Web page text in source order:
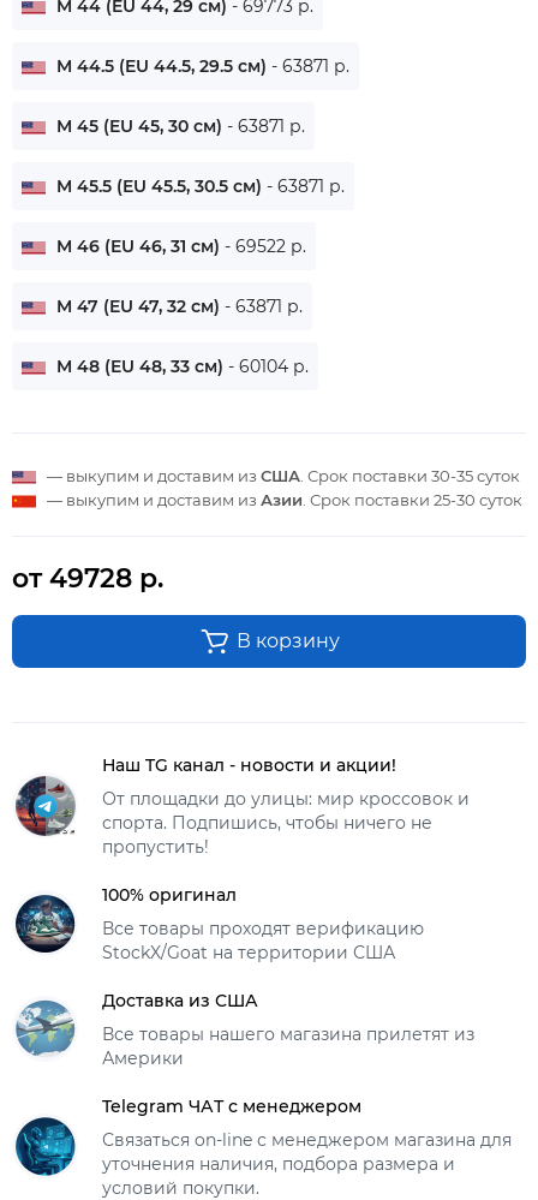
M 44 (EU 44, 29 см) - 69773 р.
M 44.5 (EU 44.5, 29.5 см) - 63871 р.
M 45 (EU 45, 30 см) - 63871 р.
M 45.5 (EU 45.5, 30.5 см) - 63871 р.
M 46 (EU 46, 31 см) - 69522 р.
M 47 (EU 47, 32 см) - 63871 р.
M 48 (EU 48, 33 см) - 60104 р.
— выкупим и доставим из США . Срок поставки 30-35 суток
— выкупим и доставим из Азии . Срок поставки 25-30 суток
от 49728 р.
В корзину
Наш TG канал - новости и акции!
От площадки до улицы: мир кроссовок и
спорта. Подпишись, чтобы ничего не
пропустить!
100% оригинал
Все товары проходят верификацию
StockX/Goat на территории США
Доставка из США
Все товары нашего магазина прилетят из
Америки
Telegram ЧАТ с менеджером
Связаться on-line с менеджером магазина для
уточнения наличия, подбора размера и
условий покупки.